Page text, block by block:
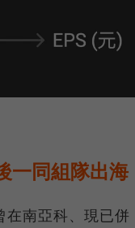
一同組隊出海
在南亞科、現已併